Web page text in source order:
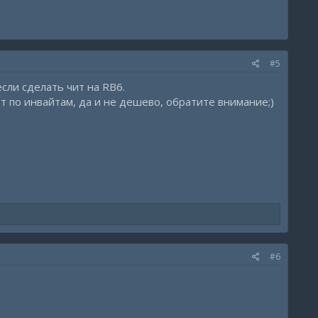
#5
сделать чит на RB6.
по инвайтам, да и не дешево, обратите внимание;)
#6